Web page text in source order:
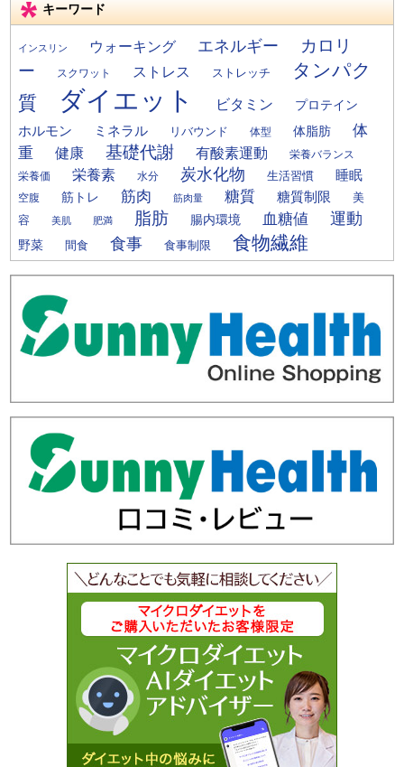
キーワード
インスリン ウォーキング エネルギー
カロリ
ー
スクワット ストレス ストレッチ
タンパク
質
ダイエット ビタミン
プロテイン
ホルモン
ミネラル リバウンド 体型 体脂肪
体
重
健康 基礎代謝 有酸素運動 栄養バランス
栄養価 栄養素 水分 炭水化物 生活習慣 睡眠
空腹 筋トレ 筋肉 筋肉量 糖質 糖質制限
美
容
美肌 肥満 脂肪 腸内環境 血糖値 運動
野菜 間食 食事 食事制限 食物繊維